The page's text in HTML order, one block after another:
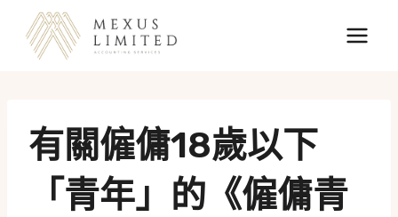
content
有關僱傭18歲以下
「青年」的《僱傭青